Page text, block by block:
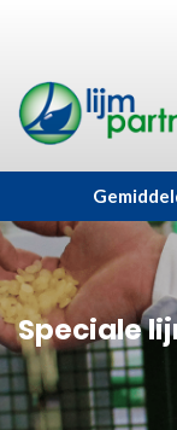
Speciale